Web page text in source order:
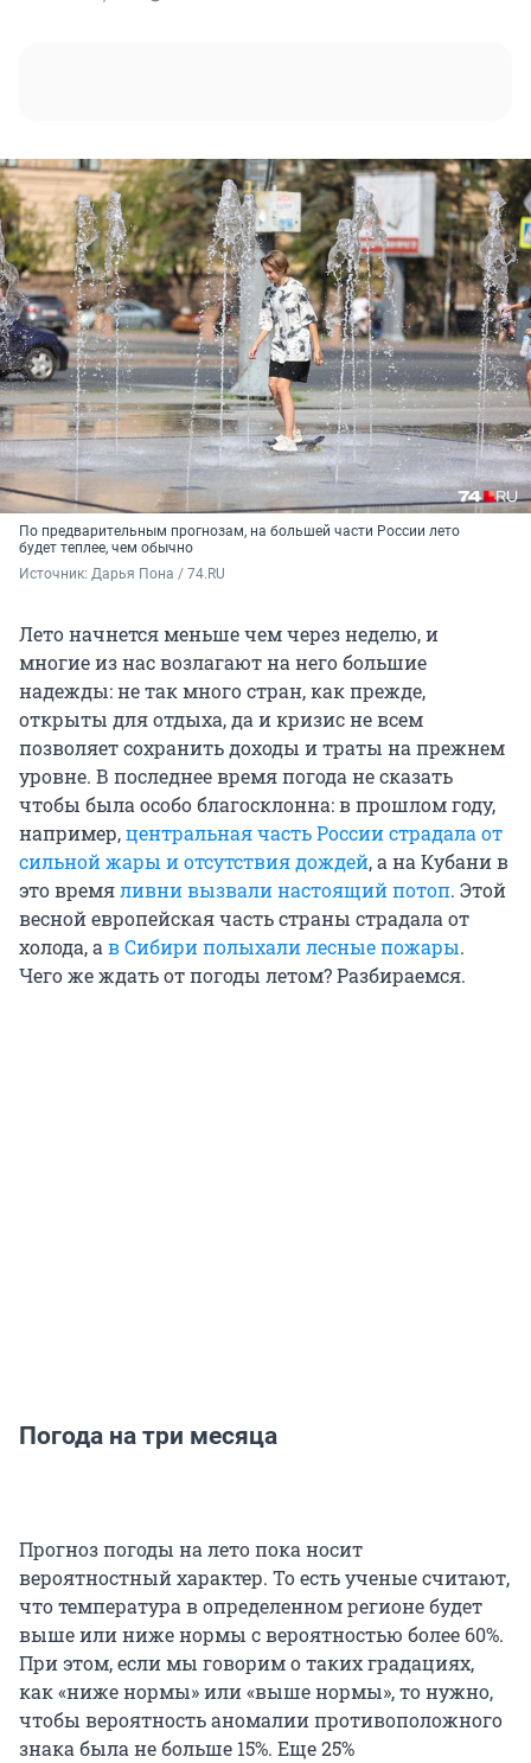
По предварительным прогнозам, на большей части России лето
будет теплее, чем обычно
Источник: Дарья Пона / 74.RU
Лето начнется меньше чем через неделю, и
многие из нас возлагают на него большие
надежды: не так много стран, как прежде,
открыты для отдыха, да и кризис не всем
позволяет сохранить доходы и траты на прежнем
уровне. В последнее время погода не сказать
чтобы была особо благосклонна: в прошлом году,
например,центральная часть России страдала от
сильной жары и отсутствия дождей, а на Кубани в
это времяливни вызвали настоящий потоп. Этой
весной европейская часть страны страдала от
холода, ав Сибири полыхали лесные пожары.
Чего же ждать от погоды летом? Разбираемся.
Погода на три месяца
Прогноз погоды на лето пока носит
вероятностный характер. То есть ученые считают,
что температура в определенном регионе будет
выше или ниже нормы с вероятностью более 60%.
При этом, если мы говорим о таких градациях,
как «ниже нормы» или «выше нормы», то нужно,
чтобы вероятность аномалии противоположного
знака была не больше 15%. Еще 25%